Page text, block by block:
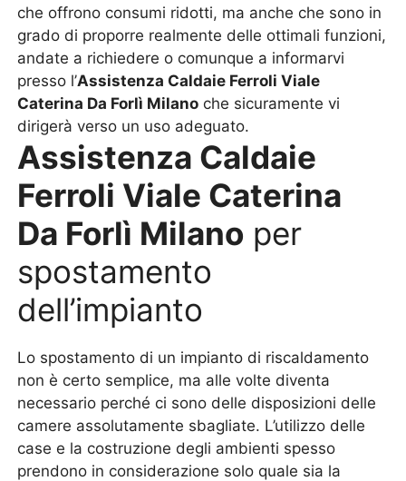
che offrono consumi ridotti, ma anche che sono in
grado di proporre realmente delle ottimali funzioni,
andate a richiedere o comunque a informarvi
presso l’Assistenza Caldaie Ferroli Viale
Caterina Da Forlì Milano che sicuramente vi
dirigerà verso un uso adeguato.
Assistenza Caldaie
Ferroli Viale Caterina
Da Forlì Milano per
spostamento
dell’impianto
Lo spostamento di un impianto di riscaldamento
non è certo semplice, ma alle volte diventa
necessario perché ci sono delle disposizioni delle
camere assolutamente sbagliate. L’utilizzo delle
case e la costruzione degli ambienti spesso
prendono in considerazione solo quale sia la